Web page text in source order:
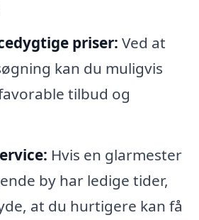
priser: Ved at
kan du muligvis
tilbud og
Hvis en glarmester
by har ledige tider,
at du hurtigere kan få